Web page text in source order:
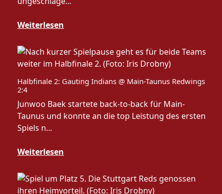
Weiterlesen
Halbfinale 2: Gauting Indians @ Main-Taunus Redwings
2:4
Junwoo Baek startete back-to-back für Main-
Taunus und konnte an die top Leistung des ersten
Spiels n...
Weiterlesen